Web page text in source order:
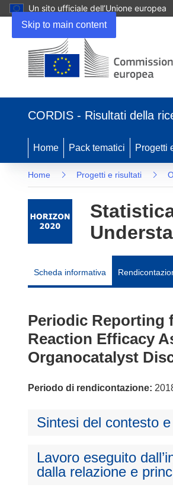
Skip to main content
Un sito ufficiale dell’Unione europea
in
nuova
finestra)
CORDIS - Risultati della
Home Pack tematici Progetti
Home Progetti e risultati
Scheda informativa
Periodic Reporting
Reaction Efficacy
Organocatalyst
Periodo di rendicontazione:
Sintesi del contesto
Lavoro eseguito
dalla relazione e